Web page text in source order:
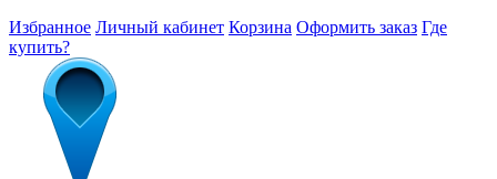
Избранное Личный кабинет Корзина Оформить заказ Где
купить?